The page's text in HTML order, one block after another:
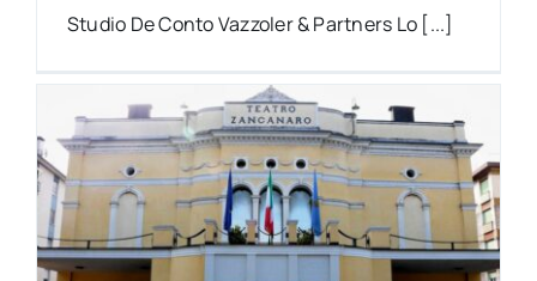
Studio De Conto Vazzoler & Partners Lo [...]